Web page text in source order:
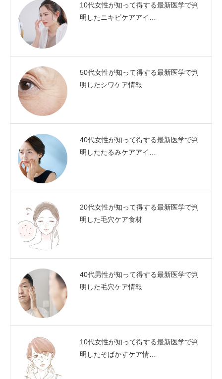
10代女性が知って得する最新医学で判
明したニキビケアアイ…
50代女性が知って得する最新医学で判
明したシワケア情報
40代女性が知って得する最新医学で判
明したたるみケアアイ…
20代女性が知って得する最新医学で判
明した毛穴ケア食材
40代男性が知って得する最新医学で判
明した毛穴ケア情報
10代女性が知って得する最新医学で判
明したそばかすケア情…